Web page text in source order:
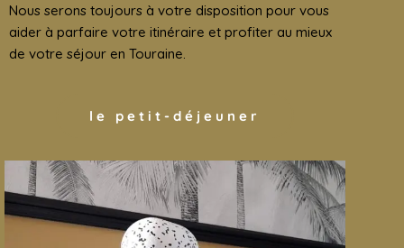
Nous serons toujours à votre disposition pour vous
aider à parfaire votre itinéraire et profiter au mieux
de votre séjour en Touraine.
le petit-déjeuner